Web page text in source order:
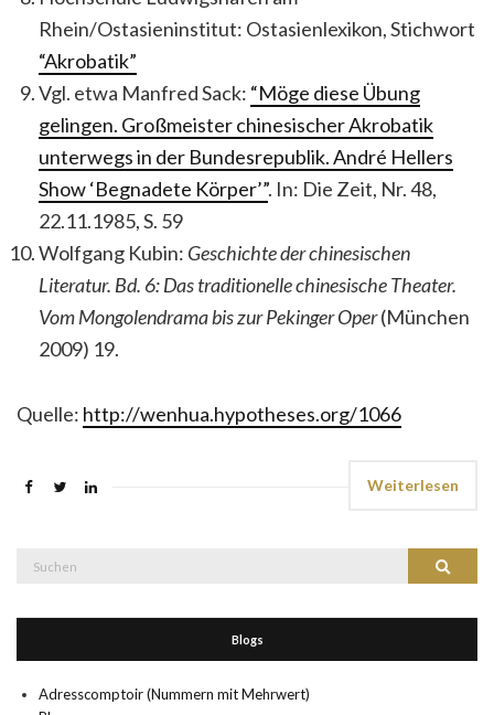
Rhein/Ostasieninstitut: Ostasienlexikon, Stichwort
“Akrobatik”
Vgl. etwa Manfred Sack: “Möge diese Übung
gelingen. Großmeister chinesischer Akrobatik
unterwegs in der Bundesrepublik. André Hellers
Show ‘Begnadete Körper’”. In: Die Zeit, Nr. 48,
22.11.1985, S. 59
Wolfgang Kubin: Geschichte der chinesischen
Literatur. Bd. 6: Das traditionelle chinesische Theater.
Vom Mongolendrama bis zur Pekinger Oper(München
2009) 19.
Quelle: http://wenhua.hypotheses.org/1066
Weiterlesen
Suchen
Blogs
Adresscomptoir (Nummern mit Mehrwert)